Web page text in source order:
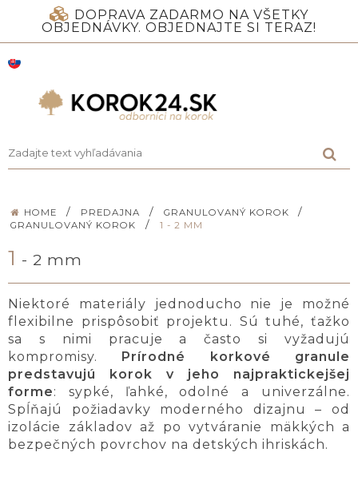
DOPRAVA ZADARMO NA VŠETKY
OBJEDNÁVKY. OBJEDNAJTE SI TERAZ!
HOME / PREDAJNA / GRANULOVANÝ KOROK /
GRANULOVANÝ KOROK / 1 - 2 MM
1 - 2 mm
Niektoré materiály jednoducho nie je možné
flexibilne prispôsobiť projektu. Sú tuhé, ťažko
sa s nimi pracuje a často si vyžadujú
kompromisy.
Prírodné korkové granule
predstavujú korok v jeho najpraktickejšej
forme: sypké, ľahké, odolné a univerzálne.
Spĺňajú požiadavky moderného dizajnu – od
izolácie základov až po vytváranie mäkkých a
bezpečných povrchov na detských ihriskách.